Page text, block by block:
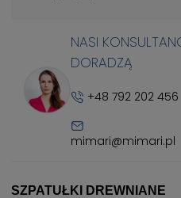
NASI
DORADZĄ
+48 792 202 456
mimari@mimari.pl
SZPATUŁKI DREWNIANE